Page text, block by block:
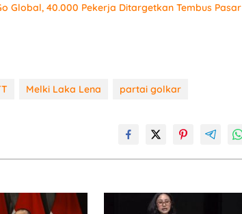
Global, 40.000 Pekerja Ditargetkan Tembus Pasar
Melki Laka Lena partai golkar